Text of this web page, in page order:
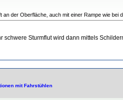
an der Oberfläche, auch mit einer Rampe wie
schwere Sturmflut wird dann mittels
mit Fahrstühlen